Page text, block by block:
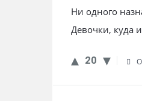
Ни одного
Девочки, куда
20